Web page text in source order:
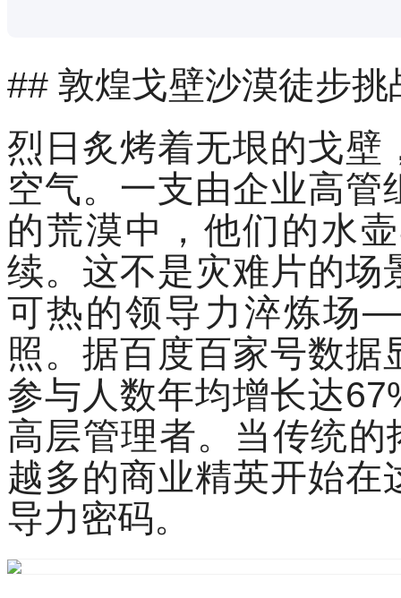
## 敦煌戈壁沙漠徒步
烈日炙烤着无垠的戈壁
空气。一支由企业高管
的荒漠中，他们的水
续。这不是灾难片的场
可热的领导力淬炼场
照。据百度百家号数据
参与人数年均增长达
高层管理者。当传统
越多的商业精英开始在
导力密码。